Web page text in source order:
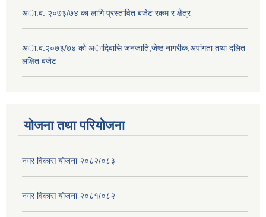
अा.ब. २०७३/७४ का लागि प्रस्तावित बजेट रकम र क्षेत्र
अा.ब.२०७३/७४ काे अादिबासि जनजाति,जेष्ठ नागरीक,अपांगता तथा दलित
लक्षित बजेट
योजना तथा परियोजना
नगर विकास योजना २०८२/०८३
नगर विकास योजना २०८१/०८२